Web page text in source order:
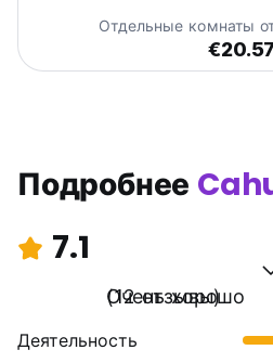
Отдельные комнаты
€20.57
Подробнее
7.1
Очень хорошо
(12 отзывы)
Деятельность